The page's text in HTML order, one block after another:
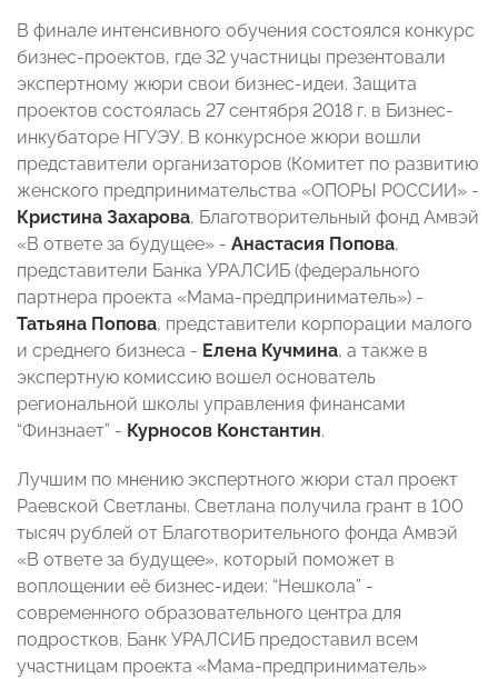
В финале интенсивного обучения состоялся конкурс
бизнес-проектов, где 32 участницы презентовали
экспертному жюри свои бизнес-идеи. Защита
проектов состоялась 27 сентября 2018 г. в Бизнес-
инкубаторе НГУЭУ. В конкурсное жюри вошли
представители организаторов (Комитет по развитию
женского предпринимательства «ОПОРЫ РОССИИ» -
Кристина Захарова, Благотворительный фонд Амвэй
«В ответе за будущее» - Анастасия Попова,
представители Банка УРАЛСИБ (федерального
партнера проекта «Мама-предприниматель») -
Татьяна Попова, представители корпорации малого
и среднего бизнеса - Елена Кучмина, а также в
экспертную комиссию вошел основатель
региональной школы управления финансами
“Финзнает” - Курносов Константин.
Лучшим по мнению экспертного жюри стал проект
Раевской Светланы. Светлана получила грант в 100
тысяч рублей от Благотворительного фонда Амвэй
«В ответе за будущее», который поможет в
воплощении её бизнес-идеи: “Нешкола” -
современного образовательного центра для
подростков. Банк УРАЛСИБ предоставил всем
участницам проекта «Мама-предприниматель»